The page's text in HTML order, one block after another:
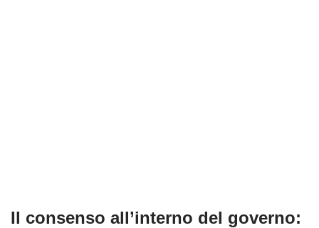
Il consenso all’interno del governo: